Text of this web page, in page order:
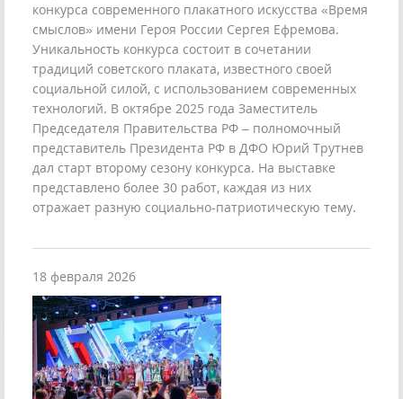
конкурса современного плакатного искусства «Время
смыслов» имени Героя России Сергея Ефремова.
Уникальность конкурса состоит в сочетании
традиций советского плаката, известного своей
социальной силой, с использованием современных
технологий. В октябре 2025 года Заместитель
Председателя Правительства РФ – полномочный
представитель Президента РФ в ДФО Юрий Трутнев
дал старт второму сезону конкурса. На выставке
представлено более 30 работ, каждая из них
отражает разную социально-патриотическую тему.
18 февраля 2026